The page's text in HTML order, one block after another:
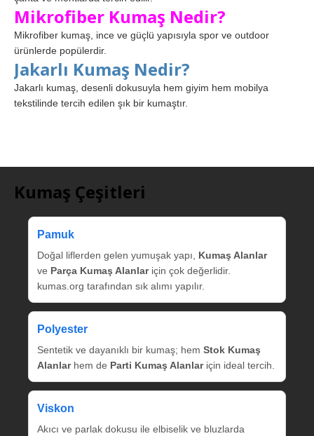
Mikrofiber Kumaş Nedir?
Mikrofiber kumaş, ince ve güçlü yapısıyla spor ve outdoor
ürünlerde popülerdir.
Jakarlı Kumaş Nedir?
Jakarlı kumaş, desenli dokusuyla hem giyim hem mobilya
tekstilinde tercih edilen şık bir kumaştır.
Kumaş Çeşitleri
Pamuk
Doğal liflerden gelen yumuşak yapı, Kumaş Alanlar
ve Parça Kumaş Alanlariçin çok değerlidir.
kumas.org tarafından sık alımı yapılır.
Polyester
Sentetik ve dayanıklı bir kumaş; hem Stok Kumaş
Alanlarhem de Parti Kumaş Alanlariçin ideal tercih.
Viskon
Akıcı ve parlak dokusu ile elbiselik ve bluzlarda